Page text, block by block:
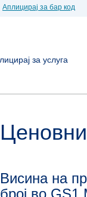
Аплицирај за бар код
за услуга
Висина на
број во GS1